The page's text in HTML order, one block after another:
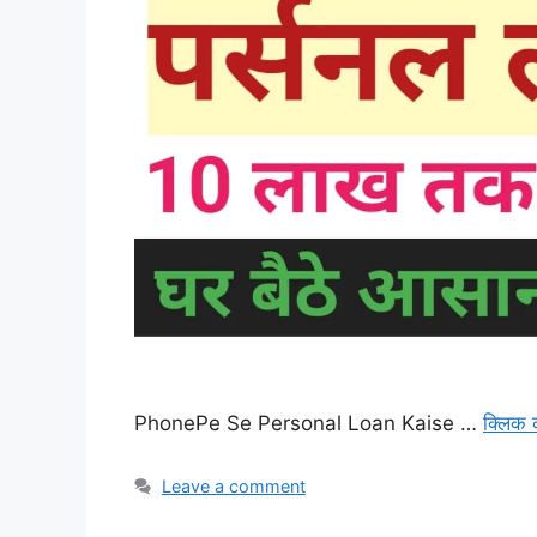
PhonePe Se Personal Loan Kaise …क्लिक
Leave a comment